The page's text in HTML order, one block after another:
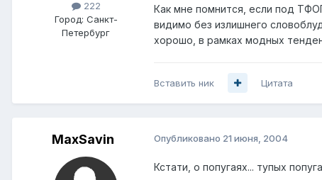
222
Город: Санкт-
Петербург
Как мне помнится, если под
видимо без излишнего
хорошо, в рамках модных
Вставить ник Цитата
MaxSavin Опубликовано 21 июня, 2004
Кстати, о попугаях... тупых